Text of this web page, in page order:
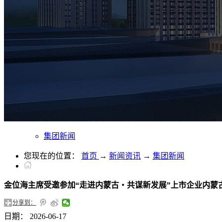
集团新闻
您现在的位置： 首页 → 新闻资讯 → 集团新闻
金位海主席受邀参加“走进内蒙古・共谋新发展”上市企业内蒙
分享到：
日期： 2026-06-17